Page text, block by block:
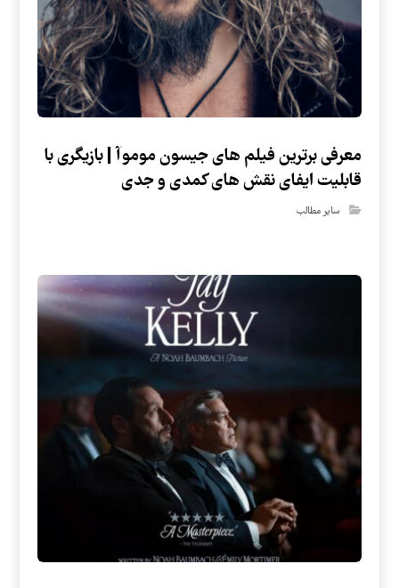
معرفی برترین فیلم های جیسون موموآ | بازیگری با
قابلیت ایفای نقش های کمدی و جدی
سایر مطالب